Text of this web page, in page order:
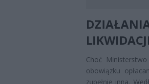
Choć
obowiązku
zupełnie inna.